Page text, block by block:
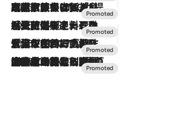
2026.7.31
【ホテル帰省】という選択肢をOMOが提案。家族とほどよい距離を保つには「昼は実家、夜は気兼ねなくホテルで！」
2026.7.24
【夏限定ディナーコース】旬を迎える稚鮎や花ズッキーニなどをイタリア・トスカーナの郷土料理の手法で満喫！
2026.7.17
「土佐和ハーブかき氷」がOMO7高知に登場！生姜、山椒、大葉など目にも舌にも涼を呼ぶ郷土の味
2026.7.10
NEW OPEN！【界 草津】名湯の地に誕生。趣の異なる2種の温泉と上州ならではの会席・蕎麦割烹など美食を味わう究極の癒やし旅